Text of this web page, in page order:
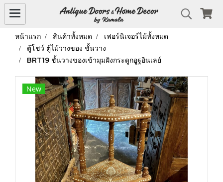
หน้าแรก สินค้าทั้งหมด
เฟอร์นิเจอร์ไม้ทั้งหมด
ตู้โชว์ ตู้ไม้วางของ ชั้นวาง
BRT19 ชั้นวางของเข้ามุมฝังกระดูกอูฐอินเลย์
New